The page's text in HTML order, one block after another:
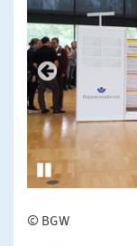
© BGW